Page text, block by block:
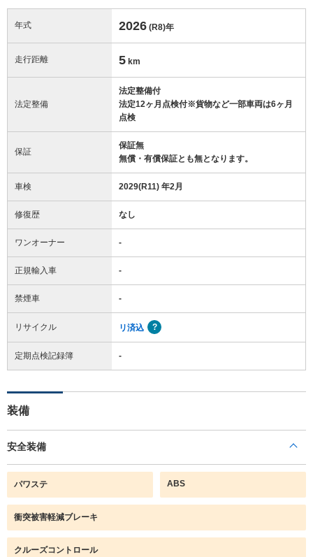
年式 2026 (R8)年
走行距離 5 km
法定整備
法定整備付
法定12ヶ月点検付※貨物など一部車両は6ヶ月
点検
保証
保証無
無償・有償保証とも無となります。
車検 2029(R11) 年2月
修復歴 なし
ワンオーナー -
正規輸入車 -
禁煙車 -
リサイクル リ済込
定期点検記録簿 -
装備
安全装備
パワステ ABS
衝突被害軽減ブレーキ
クルーズコントロール